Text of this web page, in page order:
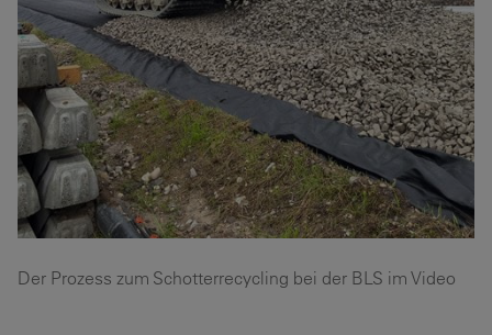
Der Prozess zum Schotterrecycling bei der BLS im Video